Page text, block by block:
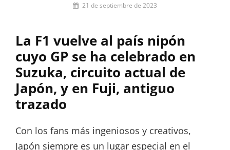
Por
Paquet
21 de septiembre de 2023
La F1 vuelve al país nipón
cuyo GP se ha celebrado en
Suzuka, circuito actual de
Japón, y en Fuji, antiguo
trazado
Con los fans más ingeniosos y creativos,
Japón siempre es un lugar especial en el